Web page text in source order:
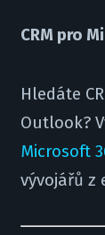
CRM pro
Hledáte
Outlook?
Microsoft
vývojářů z